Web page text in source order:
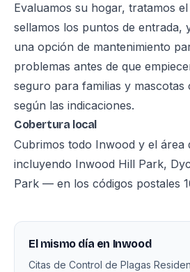
Evaluamos su hogar, tratamos
sellamos los puntos de entrada,
una opción de mantenimiento
problemas antes de que
seguro para familias y mascotas
según las indicaciones.
Cobertura local
Cubrimos todo Inwood y el
incluyendo Inwood Hill Park,
Park — en los códigos postales
El mismo día en Inwood
Citas de Control de Plagas